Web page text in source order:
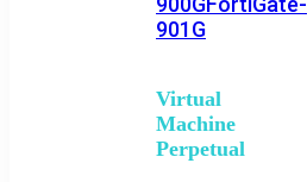
901G
Virtual
Machine
Perpetual